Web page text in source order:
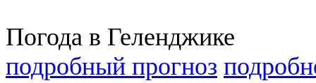
Погода в Геленджике
подробный прогноз